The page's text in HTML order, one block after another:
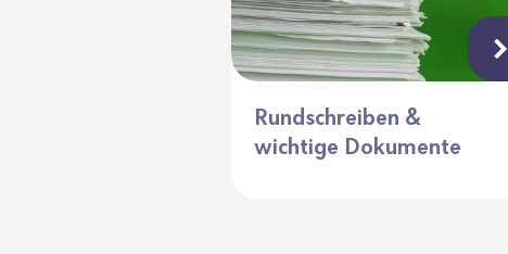
Rundschreiben &
wichtige Dokumente